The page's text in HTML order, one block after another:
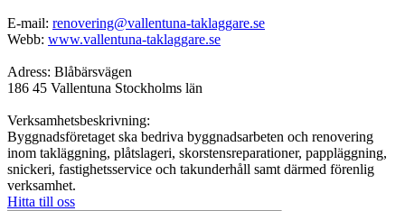
E-mail: renovering@vallentuna-taklaggare.se
Webb: www.vallentuna-taklaggare.se
Adress: Blåbärsvägen
186 45 Vallentuna Stockholms län
Verksamhetsbeskrivning:
Byggnadsföretaget ska bedriva byggnadsarbeten och renovering
inom takläggning, plåtslageri, skorstensreparationer, pappläggning,
snickeri, fastighetsservice och takunderhåll samt därmed förenlig
verksamhet.
Hitta till oss